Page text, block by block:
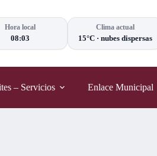
Hora local
08:03
Clima actual
15°C· nubes dispersas
– Servicios Enlace Municipal